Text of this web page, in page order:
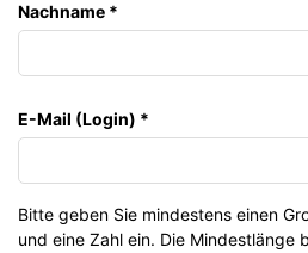
Nachname *
E-Mail (Login) *
Bitte geben Sie mindestens einen
und eine Zahl ein. Die Mindestlänge